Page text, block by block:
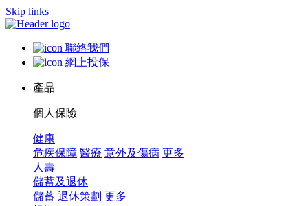
Skip links
聯絡我們
網上投保
產品
個人保險
健康
危疾保障 醫療 意外及傷病 更多
人壽
儲蓄及退休
儲蓄 退休策劃 更多